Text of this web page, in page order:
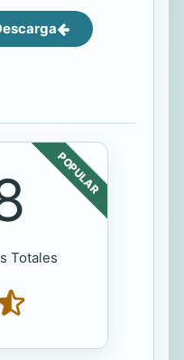
POPULAR
Totales